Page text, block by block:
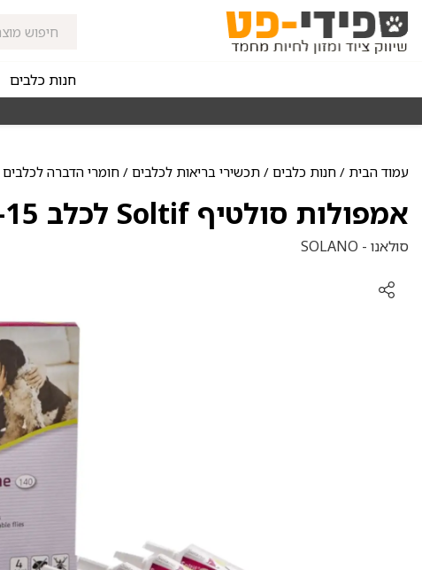
חנות כלבים
עמוד הבית / חנות כלבים / תכשירי בריאות לכלבים / חומרי הדברה לכלבים
אמפולות סולטיף Soltif לכלב 7.5-15 ק"ג
סולאנו - SOLANO